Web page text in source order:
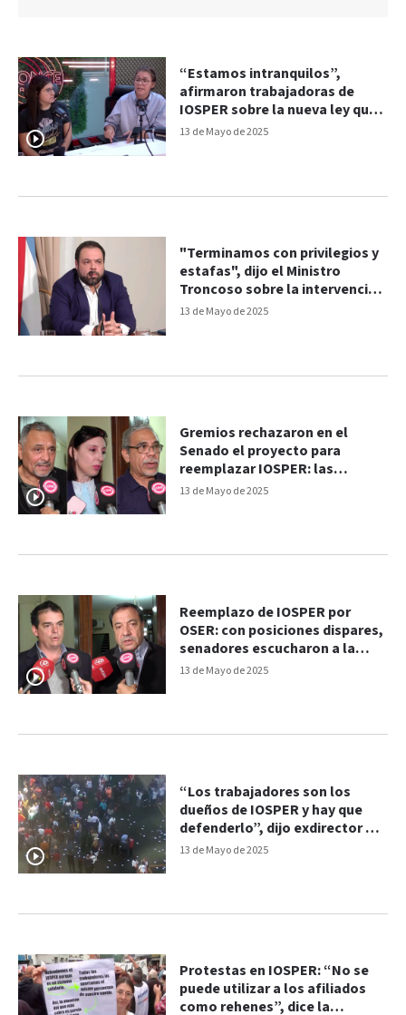
13 de Mayo de 2025
“Estamos intranquilos”,
afirmaron trabajadoras de
IOSPER sobre la nueva ley que
impulsa el gobierno provincial
13 de Mayo de 2025
"Terminamos con privilegios y
estafas", dijo el Ministro
Troncoso sobre la intervención
del IOSPER
13 de Mayo de 2025
Gremios rechazaron en el
Senado el proyecto para
reemplazar IOSPER: las
opiniones
13 de Mayo de 2025
Reemplazo de IOSPER por
OSER: con posiciones dispares,
senadores escucharon a la
Intersindical
13 de Mayo de 2025
“Los trabajadores son los
dueños de IOSPER y hay que
defenderlo”, dijo exdirector de
la obra social
Protestas en IOSPER: “No se
puede utilizar a los afiliados
como rehenes”, dice la